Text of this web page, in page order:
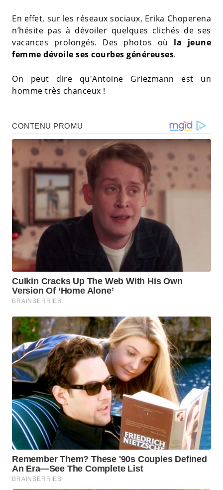
En effet, sur les réseaux sociaux, Erika Choperena
n’hésite pas à dévoiler quelques clichés de ses
vacances prolongés. Des photos où la jeune
femme dévoile ses courbes généreuses.
On peut dire qu'Antoine Griezmann est un
homme très chanceux !